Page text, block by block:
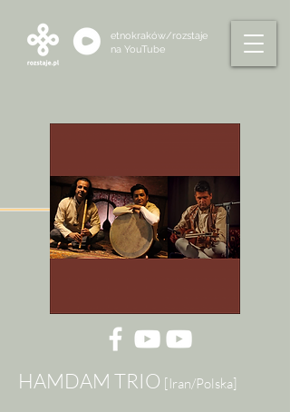
etnokraków/rozstaje
na YouTube
HAMDAM TRIO [Iran/Polska]